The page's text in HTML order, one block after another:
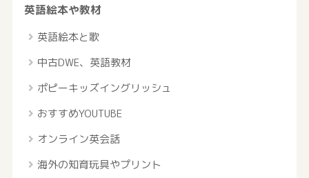
英語絵本や教材
英語絵本と歌
中古DWE、英語教材
ポピーキッズイングリッシュ
おすすめYOUTUBE
オンライン英会話
海外の知育玩具やプリント